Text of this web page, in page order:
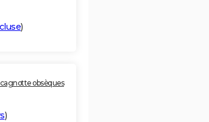
)
obsèques
)